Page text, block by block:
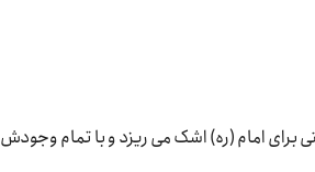
برای امام (ره) اشک می ریزد و با تمام وجودش